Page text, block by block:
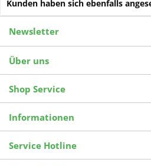
Kunden haben sich ebenfalls
Newsletter
Über uns
Shop Service
Informationen
Service Hotline